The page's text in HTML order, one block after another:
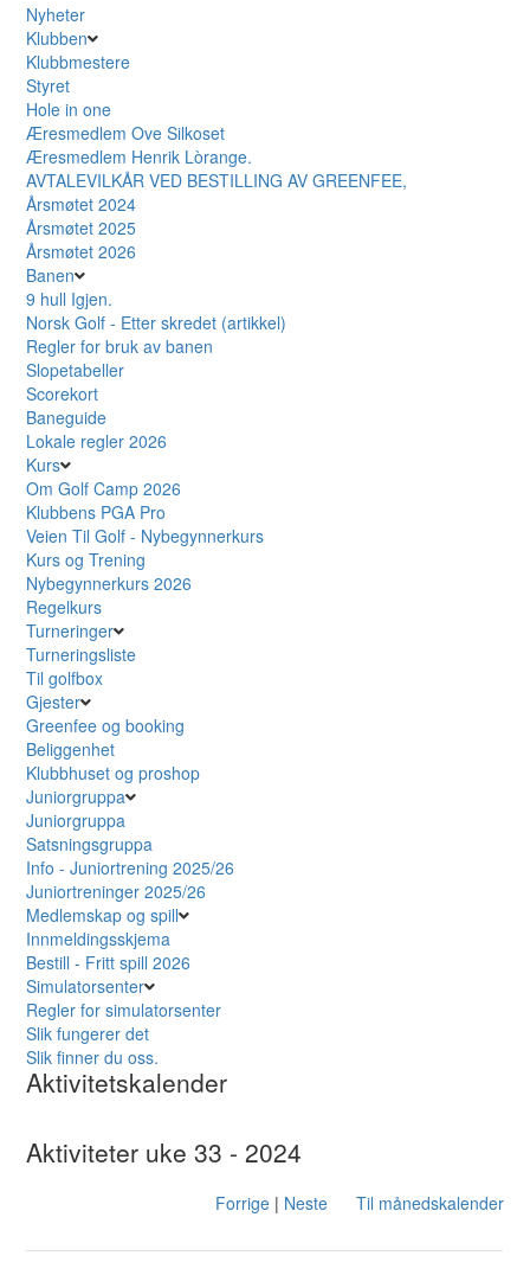
Nyheter
Klubben
Klubbmestere
Styret
Hole in one
Æresmedlem Ove Silkoset
Æresmedlem Henrik Lòrange.
AVTALEVILKÅR VED BESTILLING AV GREENFEE,
Årsmøtet 2024
Årsmøtet 2025
Årsmøtet 2026
Banen
9 hull Igjen.
Norsk Golf - Etter skredet (artikkel)
Regler for bruk av banen
Slopetabeller
Scorekort
Baneguide
Lokale regler 2026
Kurs
Om Golf Camp 2026
Klubbens PGA Pro
Veien Til Golf - Nybegynnerkurs
Kurs og Trening
Nybegynnerkurs 2026
Regelkurs
Turneringer
Turneringsliste
Til golfbox
Gjester
Greenfee og booking
Beliggenhet
Klubbhuset og proshop
Juniorgruppa
Juniorgruppa
Satsningsgruppa
Info - Juniortrening 2025/26
Juniortreninger 2025/26
Medlemskap og spill
Innmeldingsskjema
Bestill - Fritt spill 2026
Simulatorsenter
Regler for simulatorsenter
Slik fungerer det
Slik finner du oss.
Aktivitetskalender
Aktiviteter uke 33 - 2024
Forrige| Neste Til månedskalender